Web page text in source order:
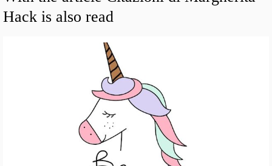
Hack is also read